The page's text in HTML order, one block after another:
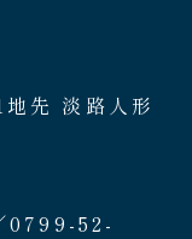
先 淡路人形
52-